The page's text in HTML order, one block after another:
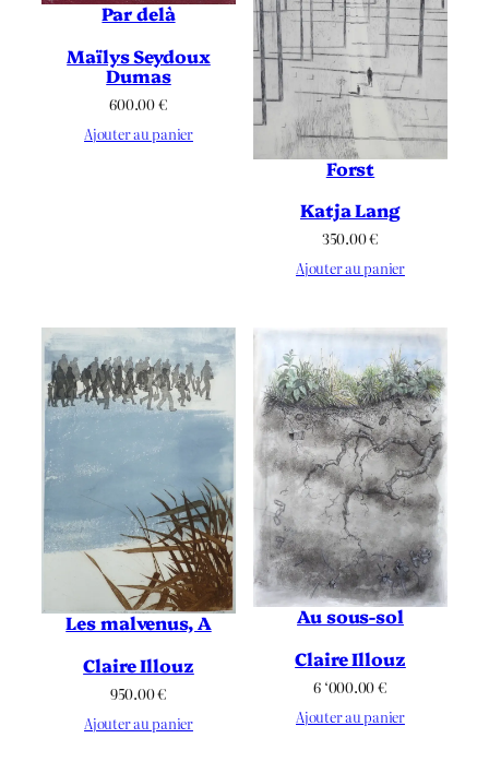
Par delà
Maïlys Seydoux
Dumas
600.00€
Ajouter au panier
Forst
Katja Lang
350.00€
Ajouter au panier
Les malvenus, A
Claire Illouz
950.00€
Ajouter au panier
Au sous-sol
Claire Illouz
6 ‘000.00€
Ajouter au panier